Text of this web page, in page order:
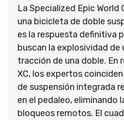
La Specialized Epic World
una bicicleta de doble
es la respuesta definitiva
buscan la explosividad de
tracción de una doble. En
XC, los expertos
de suspensión integrada
en el pedaleo, eliminando
bloqueos remotos. El